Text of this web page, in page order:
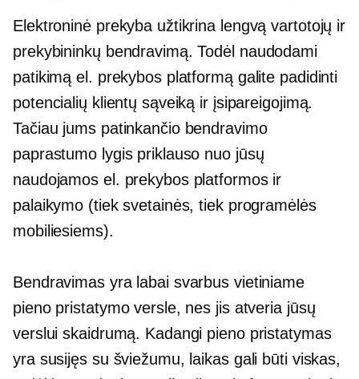
Elektroninė prekyba užtikrina lengvą vartotojų ir
prekybininkų bendravimą. Todėl naudodami
patikimą el. prekybos platformą galite padidinti
potencialių klientų sąveiką ir įsipareigojimą.
Tačiau jums patinkančio bendravimo
paprastumo lygis priklauso nuo jūsų
naudojamos el. prekybos platformos ir
palaikymo (tiek svetainės, tiek programėlės
mobiliesiems).
Bendravimas yra labai svarbus vietiniame
pieno pristatymo versle, nes jis atveria jūsų
verslui skaidrumą. Kadangi pieno pristatymas
yra susijęs su šviežumu, laikas gali būti viskas,